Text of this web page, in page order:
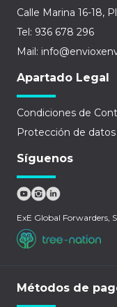
Calle Marina 16-18,
Tel: 936 678 296
Mail:
Apartado Legal
Condiciones de
Protección de datos
Síguenos
ExE Global Forwarders,
Métodos de